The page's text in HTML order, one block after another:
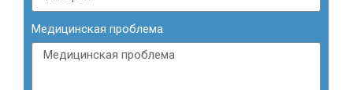
Медицинская проблема